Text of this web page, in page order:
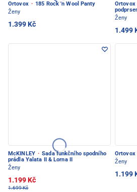
Ortovox · 185 Rock 'n Wool Panty
Ženy
1.399 Kč
Ortovox
Ženy
1.499
McKINLEY · Sada funkčního spodního
prádla Yalata II & Lorna II
Ženy
1.199 Kč
1.699 Kč
Ortovox
Ženy
1.199